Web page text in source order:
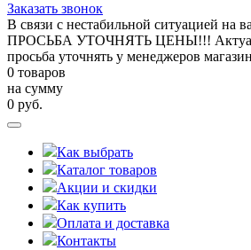
Заказать звонок
В связи с нестабильной ситуацией на
ПРОСЬБА УТОЧНЯТЬ ЦЕНЫ!!!
просьба уточнять у менеджеров
0 товаров
на сумму
0 руб.
Как выбрать
Каталог товаров
Акции и скидки
Как купить
Оплата и доставка
Контакты